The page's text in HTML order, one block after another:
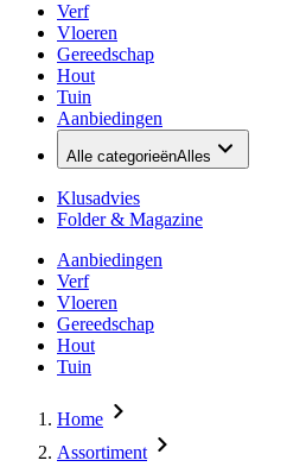
Verf
Vloeren
Gereedschap
Hout
Tuin
Aanbiedingen
Alle categorieënAlles
Klusadvies
Folder & Magazine
Aanbiedingen
Verf
Vloeren
Gereedschap
Hout
Tuin
Home
Assortiment